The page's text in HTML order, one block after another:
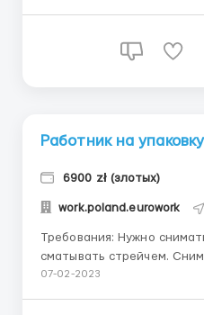
занимается
Работник на
6900 zł (злотых)
work.poland.eurowork
Требования: Нужно снимать с машин и упаковывать,
сматывать стрейчем.
кран-балок. Где работать? В Г. Влоцлавек. Нужны
07-02-2023